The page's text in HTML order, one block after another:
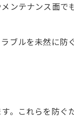
ンテナンス面で
ブルを未然に防
。これらを防ぐ